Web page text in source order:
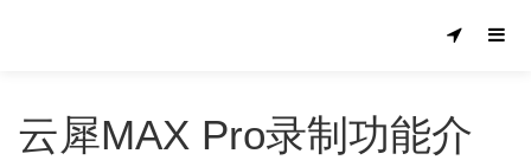
云犀MAX Pro录制功能介